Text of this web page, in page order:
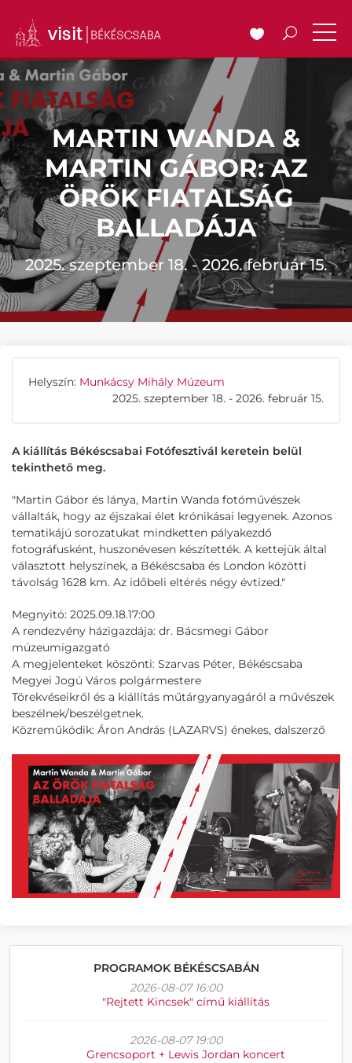
MARTIN WANDA &
MARTIN GÁBOR: AZ
ÖRÖK FIATALSÁG
BALLADÁJA
2025. szeptember 18. - 2026. február 15.
Helyszín: Munkácsy Mihály Múzeum
2025. szeptember 18. - 2026. február 15.
A kiállítás Békéscsabai Fotófesztivál keretein belül
tekinthető meg.
"Martin Gábor és lánya, Martin Wanda fotóművészek
vállalták, hogy az éjszakai élet krónikásai legyenek. Azonos
tematikájú sorozatukat mindketten pályakezdő
fotográfusként, huszonévesen készítették. A kettejük által
választott helyszínek, a Békéscsaba és London közötti
távolság 1628 km. Az időbeli eltérés négy évtized."
Megnyitó: 2025.09.18.17:00
A rendezvény házigazdája: dr. Bácsmegi Gábor
múzeumigazgató
A megjelenteket köszönti: Szarvas Péter, Békéscsaba
Megyei Jogú Város polgármestere
Törekvéseikről és a kiállítás műtárgyanyagáról a művészek
beszélnek/beszélgetnek.
Közreműködik: Áron András (LAZARVS) énekes, dalszerző
PROGRAMOK BÉKÉSCSABÁN
2026-08-07 16:00
"Rejtett Kincsek" című kiállítás
2026-08-07 19:00
Grencsoport + Lewis Jordan koncert